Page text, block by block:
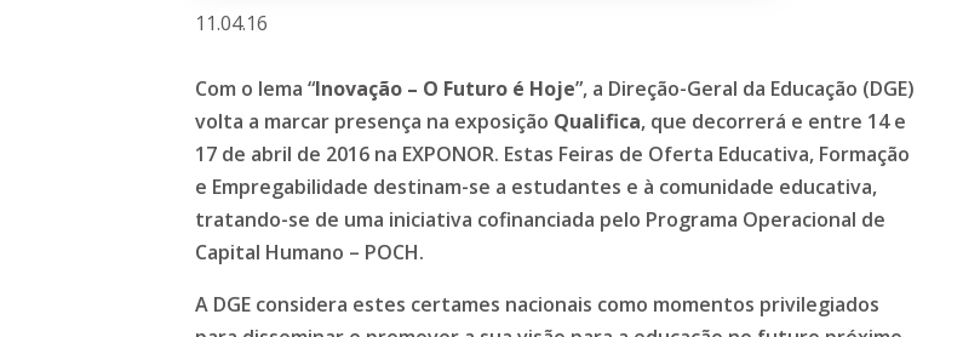
11.04.16
Com o lema “Inovação – O Futuro é Hoje”, a Direção-Geral da Educação (DGE)
volta a marcar presença na exposição Qualifica, que decorrerá e entre 14 e
17 de abril de 2016 na EXPONOR. Estas Feiras de Oferta Educativa, Formação
e Empregabilidade destinam-se a estudantes e à comunidade educativa,
tratando-se de uma iniciativa cofinanciada pelo Programa Operacional de
Capital Humano – POCH.
A DGE considera estes certames nacionais como momentos privilegiados